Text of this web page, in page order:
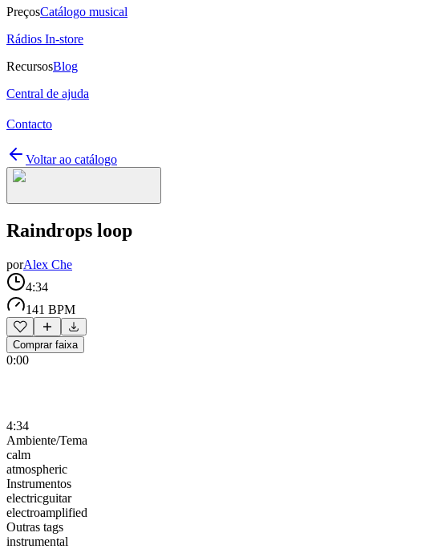
PreçosCatálogo musical
Rádios In-store
RecursosBlog
Central de ajuda
Contacto
Voltar ao catálogo
Raindrops loop
porAlex Che
4:34
141 BPM
Comprar faixa
0:00
4:34
Ambiente/Tema
calm
atmospheric
Instrumentos
electricguitar
electroamplified
Outras tags
instrumental